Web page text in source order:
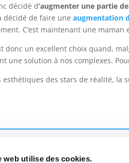
web utilise des cookies.
décidé d’augmenter une partie
décidé de faire uneaugmentation
C’est maintenant une maman
donc un excellent choix quand,
une solution à nos complexes.
esthétiques des stars de réalité, la